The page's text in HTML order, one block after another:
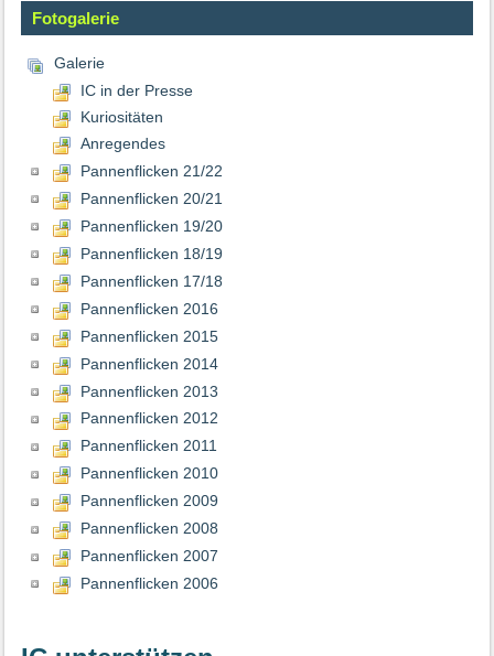
Fotogalerie
Galerie
IC in der Presse
Kuriositäten
Anregendes
Pannenflicken 21/22
Pannenflicken 20/21
Pannenflicken 19/20
Pannenflicken 18/19
Pannenflicken 17/18
Pannenflicken 2016
Pannenflicken 2015
Pannenflicken 2014
Pannenflicken 2013
Pannenflicken 2012
Pannenflicken 2011
Pannenflicken 2010
Pannenflicken 2009
Pannenflicken 2008
Pannenflicken 2007
Pannenflicken 2006